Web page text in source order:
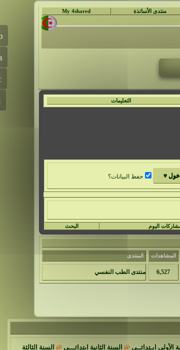
منتدى الأساتذة My 4shared
التعليمات
حفظ البيانات؟
اليوم البحث
المشاهدات المنتدى
6,527 منتدى الطب النفسي
الأولى ابـتدائــي @ السنة الثانية ابتدائـــي @ السنة الثالثة